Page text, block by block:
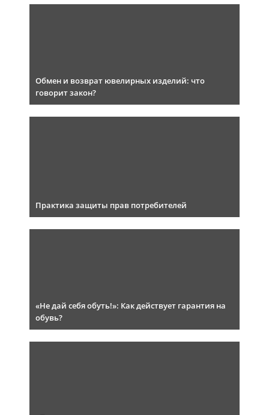
Обмен и возврат ювелирных изделий: что
говорит закон?
Практика защиты прав потребителей
«Не дай себя обуть!»: Как действует гарантия на
обувь?